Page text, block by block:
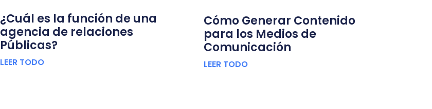
¿Cuál es la función de una
agencia de relaciones
Públicas?
LEER TODO
Cómo Generar Contenido
para los Medios de
Comunicación
LEER TODO